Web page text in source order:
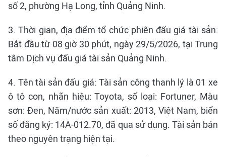
số 2, phường Hạ Long, tỉnh Quảng Ninh.
3. Thời gian, địa điểm tổ chức phiên đấu giá tài sản:
Bắt đầu từ 08 giờ 30 phút, ngày 29/5/2026, tại Trung
tâm Dịch vụ đấu giá tài sản Quảng Ninh.
4. Tên tài sản đấu giá: Tài sản công thanh lý là 01 xe
ô tô con, nhãn hiệu: Toyota, số loại: Fortuner, Màu
sơn: Đen, Năm/nước sản xuất: 2013, Việt Nam, biển
số đăng ký: 14A-012.70, đã qua sử dụng. Tài sản bán
theo nguyên trạng hiện tại.